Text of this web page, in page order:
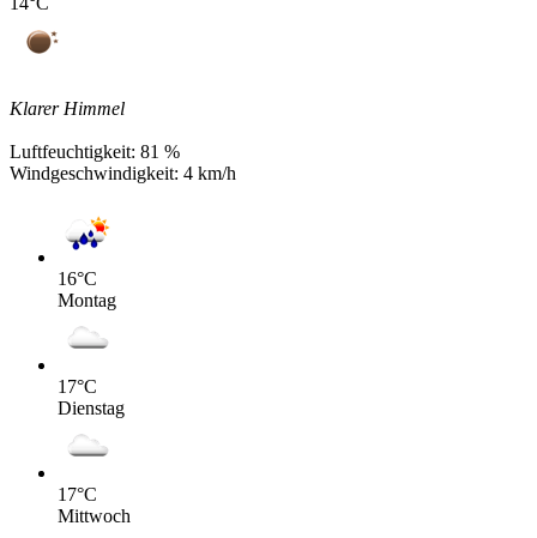
Klarer Himmel
Luftfeuchtigkeit: 81 %
Windgeschwindigkeit: 4 km/h
16°C
Montag
17°C
Dienstag
17°C
Mittwoch